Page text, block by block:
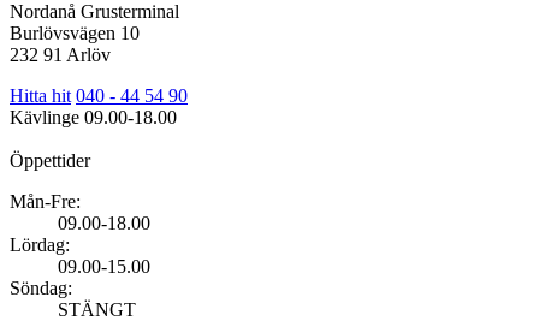
Nordanå Grusterminal
Burlövsvägen 10
232 91 Arlöv
Hitta hit 040 - 44 54 90
Kävlinge 09.00-18.00
Öppettider
Mån-Fre:
09.00-18.00
Lördag:
09.00-15.00
Söndag:
STÄNGT